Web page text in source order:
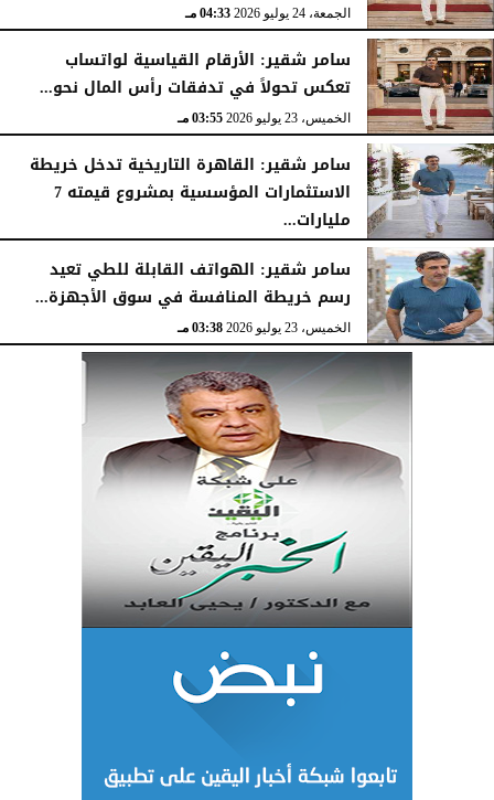
الجمعة، 24 يوليو 2026 04:33 مـ
سامر شقير: الأرقام القياسية لواتساب
تعكس تحولاً في تدفقات رأس المال نحو...
الخميس، 23 يوليو 2026 03:55 مـ
سامر شقير: القاهرة التاريخية تدخل خريطة
الاستثمارات المؤسسية بمشروع قيمته 7
مليارات...
الخميس، 23 يوليو 2026
سامر شقير: الهواتف القابلة للطي تعيد
رسم خريطة المنافسة في سوق الأجهزة...
الخميس، 23 يوليو 2026 03:38 مـ